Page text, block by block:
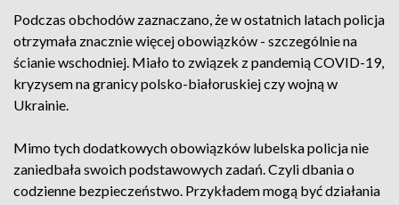
Podczas obchodów zaznaczano, że w ostatnich latach policja
otrzymała znacznie więcej obowiązków - szczególnie na
ścianie wschodniej. Miało to związek z pandemią COVID-19,
kryzysem na granicy polsko-białoruskiej czy wojną w
Ukrainie.
Mimo tych dodatkowych obowiązków lubelska policja nie
zaniedbała swoich podstawowych zadań. Czyli dbania o
codzienne bezpieczeństwo. Przykładem mogą być działania